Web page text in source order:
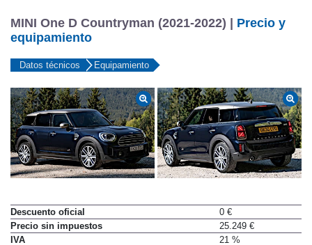
MINI One D Countryman (2021-2022) |
Precio y
equipamiento
Descuento oficial
0 €
Precio sin impuestos
25.249 €